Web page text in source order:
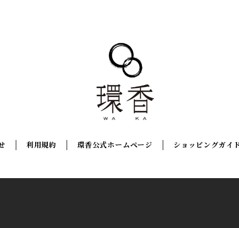
利用規約 環香公式ホームページ ショッピングガイ